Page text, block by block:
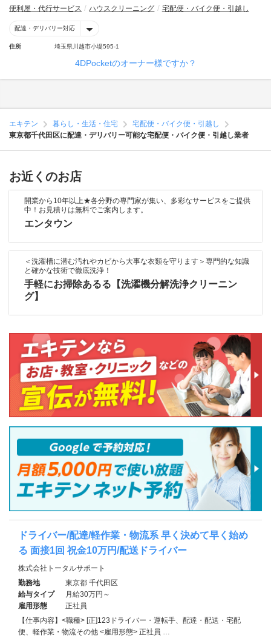
便利屋・代行サービス ハウスクリーニング 宅配便・バイク便・引越し
配達・デリバリー対応
住所 埼玉県川越市小堤595-1
4DPocketのオーナー様ですか？
エキテン 暮らし・生活・住宅
宅配便・バイク便・引越し
東京都千代田区に配達・デリバリー可能な宅配便・バイク便・引越し業者
お近くのお店
開業から10年以上★各分野の専門家が集い、多彩なサービスをご提供
中！お見積りは無料でご案内します。
エンタウン
＜洗濯槽に潜む汚れやカビから大事な衣類を守ります＞専門的な知識
と確かな技術で徹底洗浄！
手軽にお掃除あるる【洗濯機分解洗浄クリーニン
グ】
ドライバー/配達/軽作業・物流系 早く決めて早く始め
る 面接1回 祝金10万円/配送ドライバー
株式会社トータルサポート
勤務地
東京都 千代田区
給与タイプ
月給30万円～
雇用形態
正社員
【仕事内容】<職種> [正]123ドライバー・運転手、配達・配送・宅配
便、軽作業・物流その他 <雇用形態> 正社員 …